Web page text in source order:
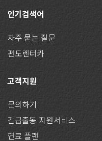
인기검색어
자주 묻는 질문
편도렌터카
고객지원
문의하기
긴급출동 지원서비스
연료 플랜